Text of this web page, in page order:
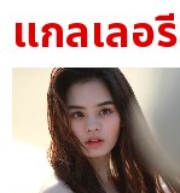
แกลเลอรี